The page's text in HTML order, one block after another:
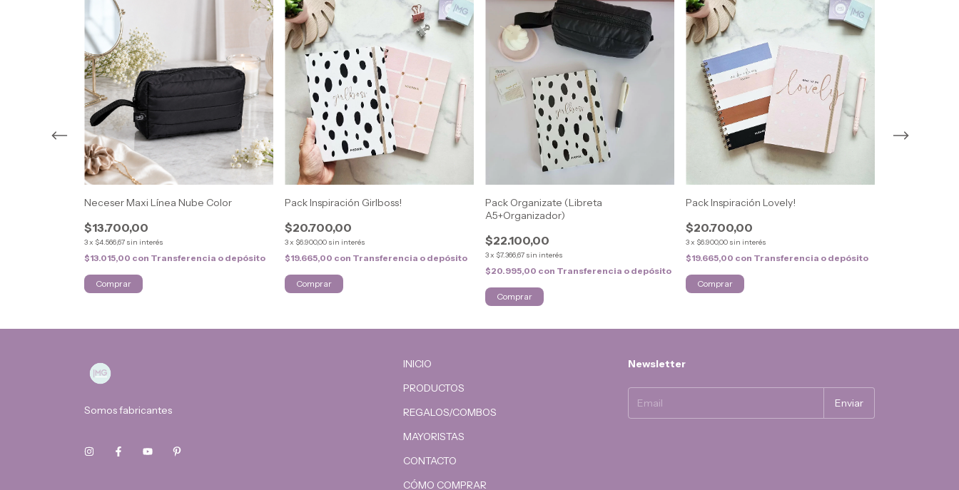
Neceser Maxi Línea Nube Color
$13.700,00
3x $4.566,67 sin interés
$13.015,00 con Transferencia o depósito
Pack Inspiración Girlboss!
$20.700,00
3x $6.900,00 sin interés
$19.665,00 con Transferencia o depósito
Pack Organizate (Libreta
A5+Organizador)
$22.100,00
3x $7.366,67 sin interés
$20.995,00 con Transferencia o depósito
Pack Inspiración Lovely!
$20.700,00
3x $6.900,00 sin interés
$19.665,00 con Transferencia o depósito
Somos fabricantes
INICIO
PRODUCTOS
REGALOS/COMBOS
MAYORISTAS
CONTACTO
CÓMO COMPRAR
Newsletter